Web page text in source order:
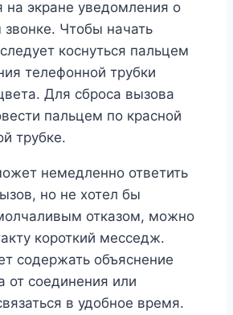
на экране уведомления о
Чтобы начать
коснуться пальцем
телефонной трубки
Для сброса вызова
пальцем по красной
трубке.
немедленно ответить
но не хотел бы
отказом, можно
короткий месседж.
содержать объяснение
от соединения или
в удобное время.